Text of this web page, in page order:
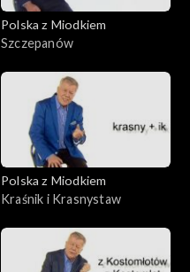
Polska z Miodkiem
Szczepanów
Polska z Miodkiem
Kraśnik i Krasnystaw